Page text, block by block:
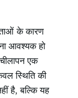
के कारण
आवश्यक हो
एक
स्थिति की
है, बल्कि यह